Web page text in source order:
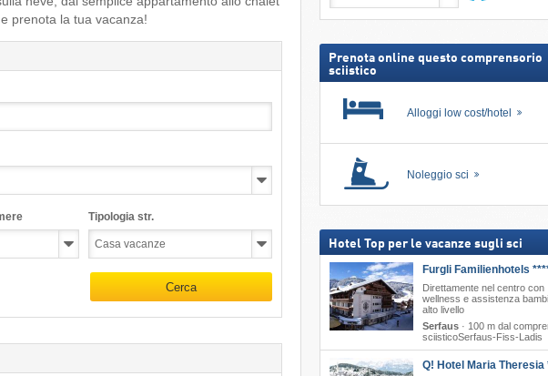
prenota la tua vacanza!
Tipologia str.
Cerca
Prenota online questo comprensorio
sciistico
Alloggi low cost/hotel
Noleggio sci
Hotel Top per le vacanze sugli sci
Furgli Familienhotels
Direttamente nel centro con
wellness e assistenza
alto livello
Serfaus· 100 m dal
sciisticoSerfaus-Fiss-Ladis
Q! Hotel Maria Theresia